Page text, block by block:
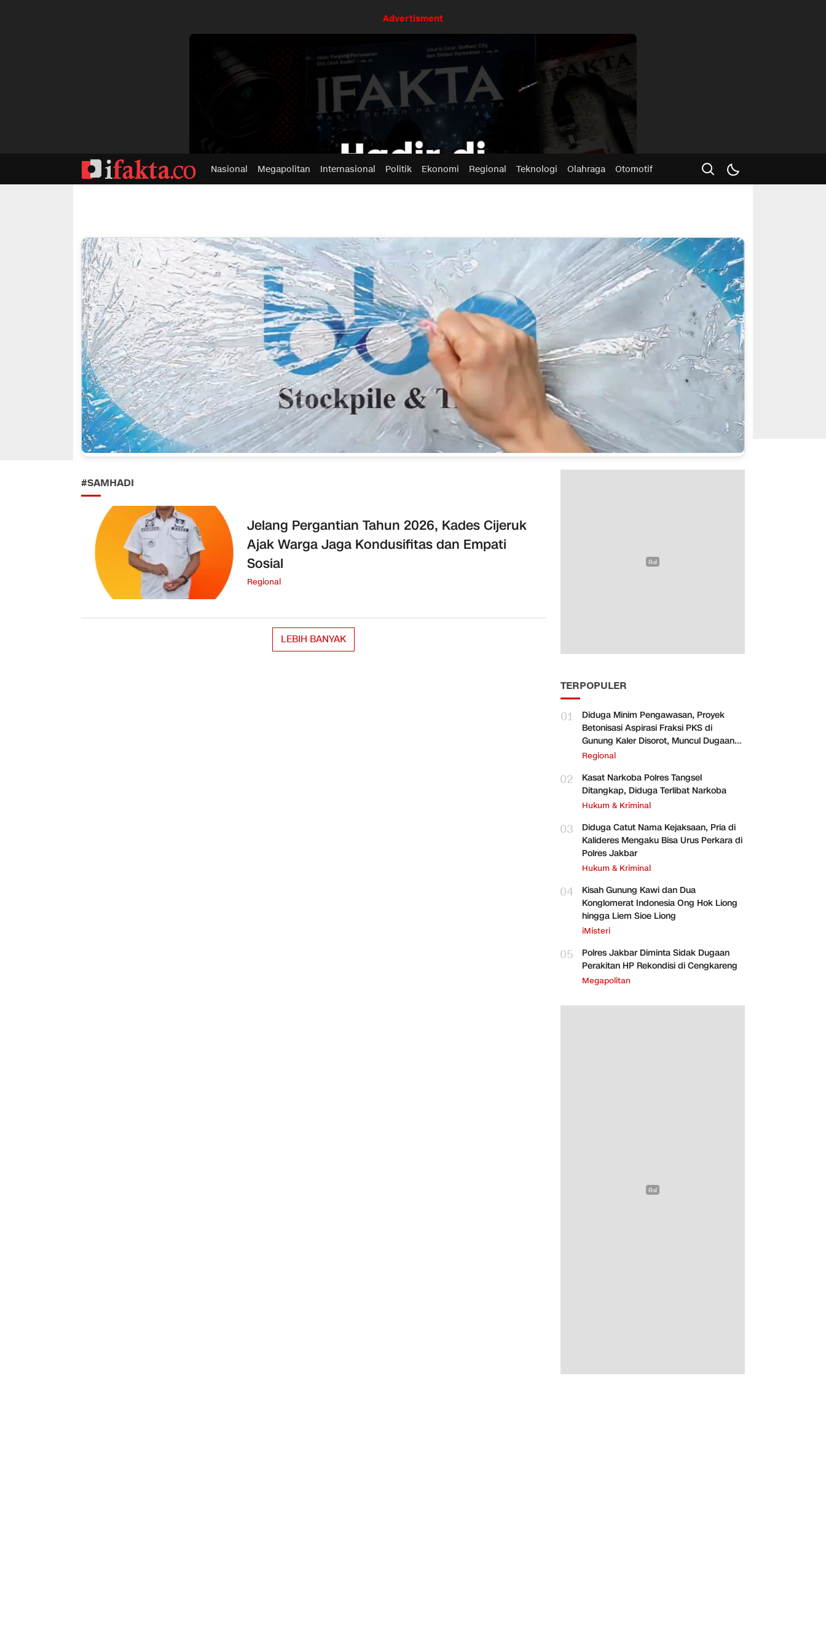
Advertisment
Nasional Megapolitan Internasional Politik Ekonomi Regional Teknologi Olahraga Otomotif
#SAMHADI
Jelang Pergantian Tahun 2026, Kades Cijeruk
Ajak Warga Jaga Kondusifitas dan Empati
Sosial
Regional
LEBIH BANYAK
TERPOPULER
01
Diduga Minim Pengawasan, Proyek
Betonisasi Aspirasi Fraksi PKS di
Gunung Kaler Disorot, Muncul Dugaan
Pengurangan Volume
Regional
02
Kasat Narkoba Polres Tangsel
Ditangkap, Diduga Terlibat Narkoba
Hukum & Kriminal
03
Diduga Catut Nama Kejaksaan, Pria di
Kalideres Mengaku Bisa Urus Perkara di
Polres Jakbar
Hukum & Kriminal
04
Kisah Gunung Kawi dan Dua
Konglomerat Indonesia Ong Hok Liong
hingga Liem Sioe Liong
iMisteri
05
Polres Jakbar Diminta Sidak Dugaan
Perakitan HP Rekondisi di Cengkareng
Megapolitan